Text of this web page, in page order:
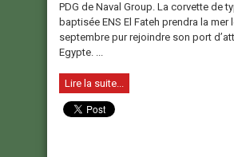
PDG de Naval Group. La corvette de
baptisée ENS El Fateh prendra la mer
septembre pur rejoindre son port
Egypte. ...
Lire la suite...